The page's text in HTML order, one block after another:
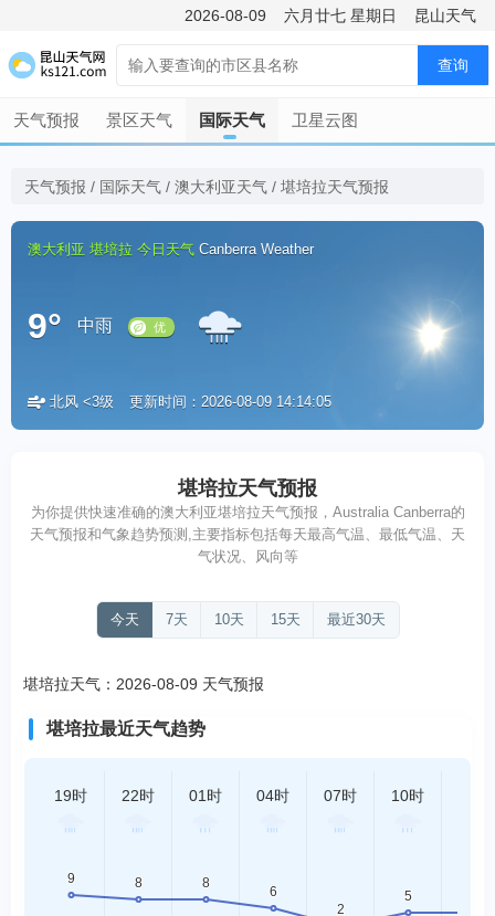
2026-08-09 六月廿七 星期日 昆山天气
查询
天气预报 景区天气 国际天气 卫星云图
天气预报 / 国际天气 / 澳大利亚天气 / 堪培拉天气预报
澳大利亚 堪培拉 今日天气 Canberra Weather
9° 中雨
优
北风 <3级 更新时间：2026-08-09 14:14:05
堪培拉天气预报
为你提供快速准确的澳大利亚堪培拉天气预报，Australia Canberra的
天气预报和气象趋势预测,主要指标包括每天最高气温、最低气温、天
气状况、风向等
今天 7天 10天 15天 最近30天
堪培拉天气：2026-08-09 天气预报
堪培拉最近天气趋势
19时 22时 01时 04时 07时 10时